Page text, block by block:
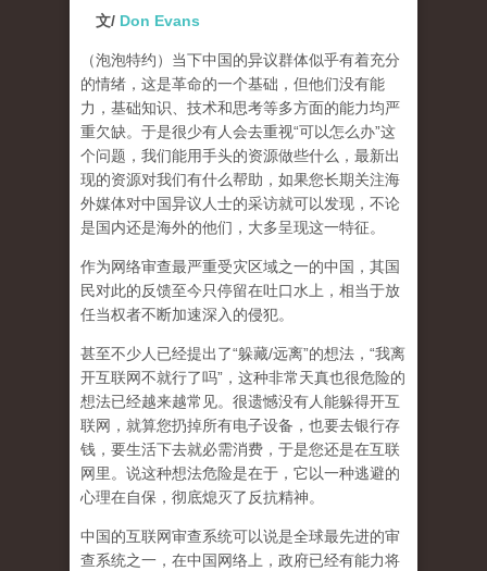
文/ Don Evans
（泡泡特约） 当下中国的异议群体似乎有着充分
的情绪，这是革命的一个基础，但他们没有能
力，基础知识、技术和思考等多方面的能力均严
重欠缺。于是很少有人会去重视“可以怎么办”这
个问题，我们能用手头的资源做些什么，最新出
现的资源对我们有什么帮助，如果您长期关注海
外媒体对中国异议人士的采访就可以发现，不论
是国内还是海外的他们，大多呈现这一特征。
作为网络审查最严重受灾区域之一的中国，其国
民对此的反馈至今只停留在吐口水上，相当于放
任当权者不断加速深入的侵犯。
甚至不少人已经提出了“躲藏/远离”的想法，“我离
开互联网不就行了吗”，这种非常天真也很危险的
想法已经越来越常见。很遗憾没有人能躲得开互
联网，就算您扔掉所有电子设备，也要去银行存
钱，要生活下去就必需消费，于是您还是在互联
网里。说这种想法危险是在于，它以一种逃避的
心理在自保，彻底熄灭了反抗精神。
中国的互联网审查系统可以说是全球最先进的审
查系统之一，在中国网络上，政府已经有能力将